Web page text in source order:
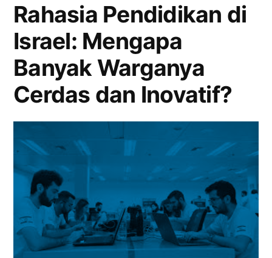
Materi
Rahasia Pendidikan di
Israel: Mengapa
Banyak Warganya
Cerdas dan Inovatif?